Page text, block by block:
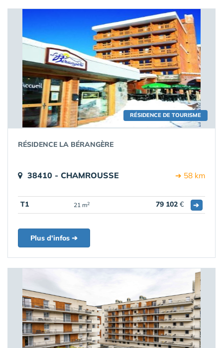
RÉSIDENCE DE TOURISME
RÉSIDENCE LA BÉRANGÈRE
38410 - CHAMROUSSE ➔ 58 km
T1 21 m2 79 102 € ➔
Plus d'infos ➔